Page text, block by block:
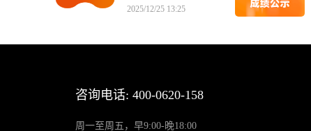
2025/12/25 13:25
咨询电话: 400-0620-158
周一至周五，早9:00-晚18:00